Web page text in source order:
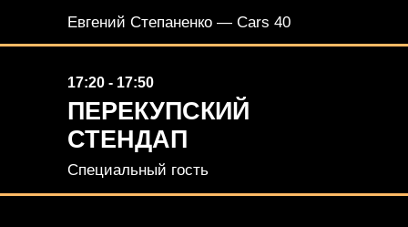
Евгений Степаненко — Cars 40
17:20 - 17:50
ПЕРЕКУПСКИЙ
СТЕНДАП
Специальный гость